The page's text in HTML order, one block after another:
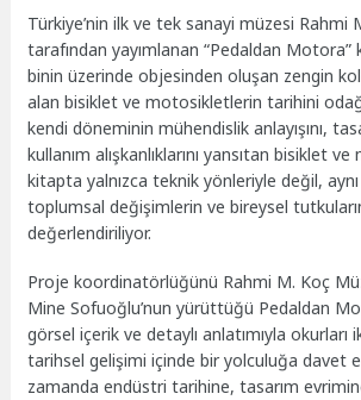
Türkiye’nin ilk ve tek sanayi müzesi Rahmi
tarafından yayımlanan “Pedaldan Motora”
binin üzerinde objesinden oluşan zengin
alan bisiklet ve motosikletlerin tarihini
kendi döneminin mühendislik anlayışını,
kullanım alışkanlıklarını yansıtan bisiklet
kitapta yalnızca teknik yönleriyle değil,
toplumsal değişimlerin ve bireysel
değerlendiriliyor.
Proje koordinatörlüğünü Rahmi M. Koç
Mine Sofuoğlu’nun yürüttüğü Pedaldan
görsel içerik ve detaylı anlatımıyla okurları
tarihsel gelişimi içinde bir yolculuğa davet
zamanda endüstri tarihine, tasarım